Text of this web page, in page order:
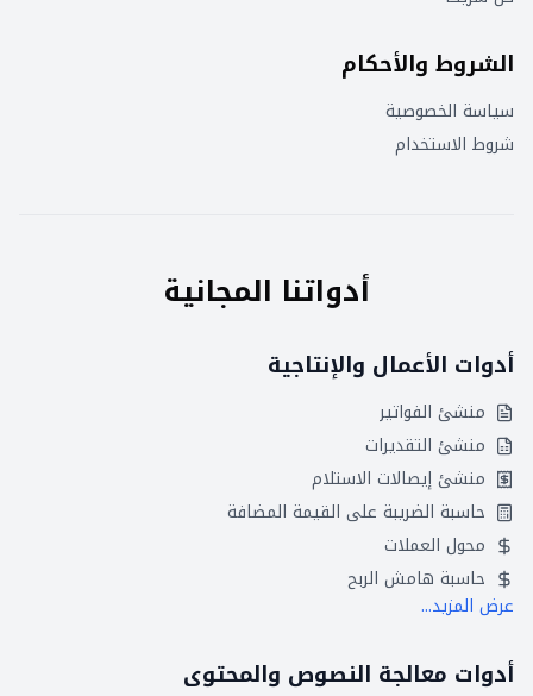
الشروط والأحكام
سياسة الخصوصية
شروط الاستخدام
أدواتنا المجانية
أدوات الأعمال والإنتاجية
منشئ الفواتير
منشئ التقديرات
منشئ إيصالات الاستلام
حاسبة الضريبة على القيمة المضافة
محول العملات
حاسبة هامش الربح
عرض المزيد...
أدوات معالجة النصوص والمحتوى